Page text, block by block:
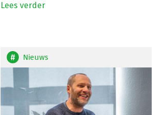
Lees verder
Nieuws